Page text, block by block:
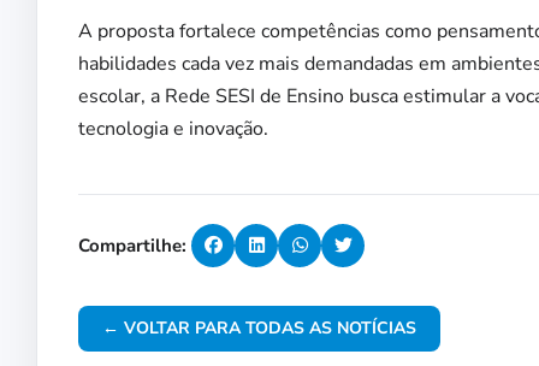
A proposta fortalece competências como
habilidades cada vez mais demandadas em
escolar, a Rede SESI de Ensino busca estimular a
tecnologia e inovação.
Compartilhe:
← VOLTAR PARA TODAS AS NOTÍCIAS